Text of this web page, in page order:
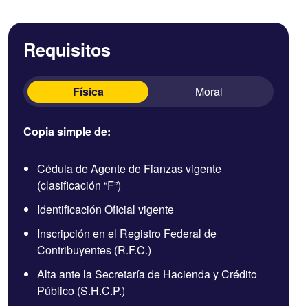
Requisitos
Física Moral
Copia simple de:
Cédula de Agente de Fianzas vigente
(clasificación “F”)
Identificación Oficial vigente
Inscripción en el Registro Federal de
Contribuyentes (R.F.C.)
Alta ante la Secretaría de Hacienda y Crédito
Público (S.H.C.P.)